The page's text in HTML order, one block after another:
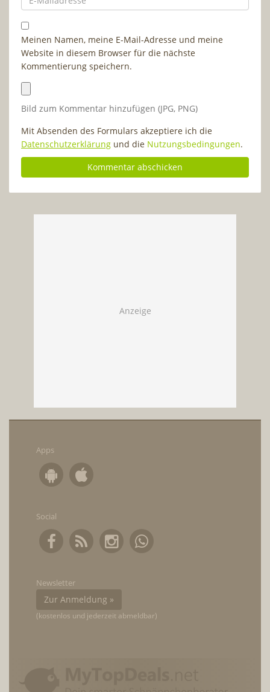
Meinen Namen, meine E-Mail-Adresse und meine
Website in diesem Browser für die nächste
Kommentierung speichern.
Bild zum Kommentar hinzufügen (JPG, PNG)
Mit Absenden des Formulars akzeptiere ich die
Datenschutzerklärung und die Nutzungsbedingungen.
Apps
Social
Newsletter
Zur Anmeldung »
(kostenlos und jederzeit abmeldbar)